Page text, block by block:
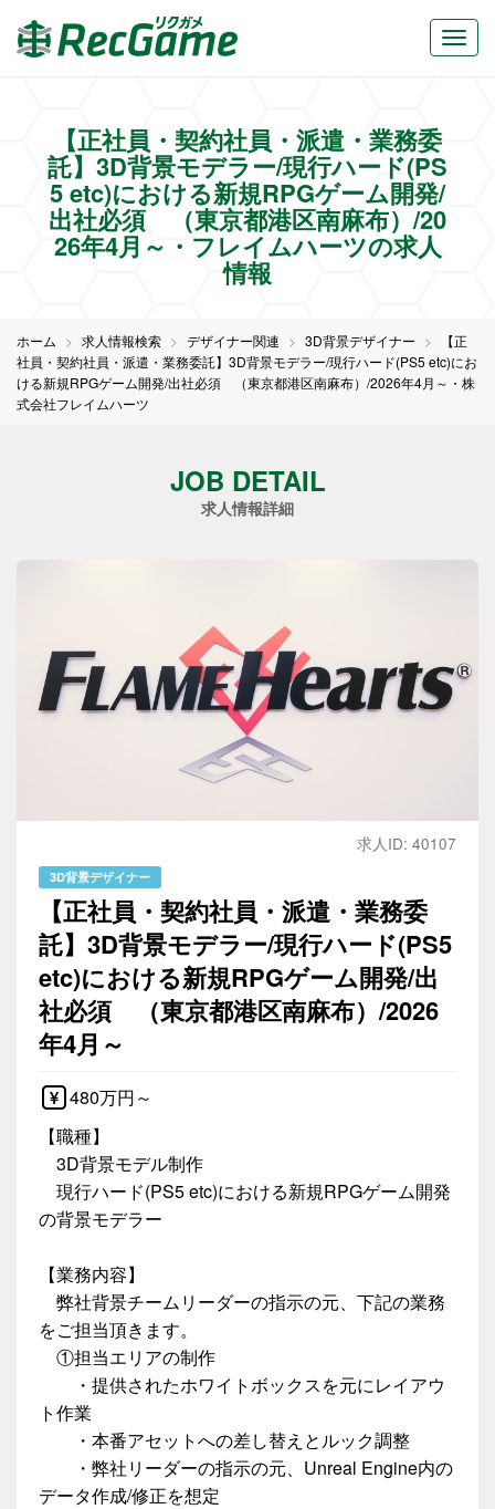
【正社員・契約社員・派遣・業務委
託】3D背景モデラー/現行ハード(PS
5 etc)における新規RPGゲーム開発/
出社必須 （東京都港区南麻布）/20
26年4月～・フレイムハーツの求人
情報
ホーム 求人情報検索 デザイナー関連 3D背景デザイナー
【正
社員・契約社員・派遣・業務委託】3D背景モデラー/現行ハード(PS5 etc)にお
ける新規RPGゲーム開発/出社必須 （東京都港区南麻布）/2026年4月～・株
式会社フレイムハーツ
JOB DETAIL
求人情報詳細
求人ID: 40107
3D背景デザイナー
【正社員・契約社員・派遣・業務委
託】3D背景モデラー/現行ハード(PS5
etc)における新規RPGゲーム開発/出
社必須 （東京都港区南麻布）/2026
年4月～
480万円～
【職種】
3D背景モデル制作
現行ハード(PS5 etc)における新規RPGゲーム開発
の背景モデラー
【業務内容】
弊社背景チームリーダーの指示の元、下記の業務
をご担当頂きます。
①担当エリアの制作
・提供されたホワイトボックスを元にレイアウ
ト作業
・本番アセットへの差し替えとルック調整
・弊社リーダーの指示の元、Unreal Engine内の
データ作成/修正を想定